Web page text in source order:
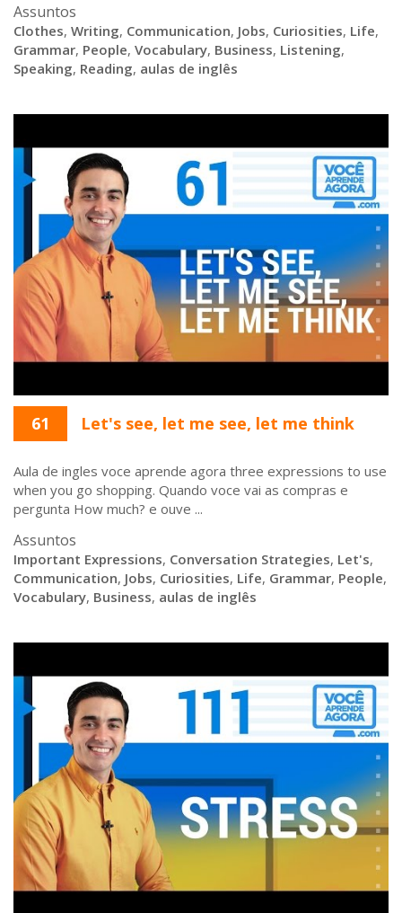
Assuntos
Clothes, Writing, Communication, Jobs, Curiosities, Life,
Grammar, People, Vocabulary, Business, Listening,
Speaking, Reading, aulas de inglês
61 Let's see, let me see, let me think
Aula de ingles voce aprende agora three expressions to use
when you go shopping. Quando voce vai as compras e
pergunta How much? e ouve ...
Assuntos
Important Expressions, Conversation Strategies, Let's,
Communication, Jobs, Curiosities, Life, Grammar, People,
Vocabulary, Business, aulas de inglês